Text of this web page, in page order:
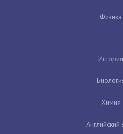
Физика
История
Химия
Английский